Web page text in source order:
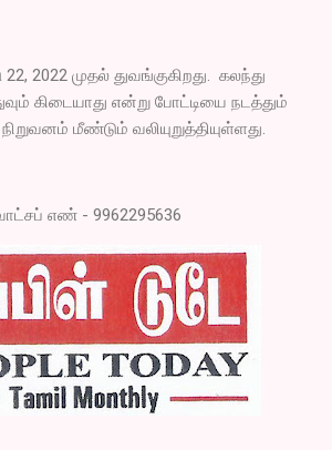
2022 முதல் துவங்குகிறது. கலந்து
கிடையாது என்று போட்டியை நடத்தும்
மீண்டும் வலியுறுத்தியுள்ளது.
எண் - 9962295636